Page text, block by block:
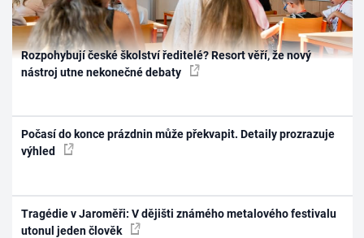
Rozpohybují české školství ředitelé? Resort věří, že nový
nástroj utne nekonečné debaty
Počasí do konce prázdnin může překvapit. Detaily prozrazuje
výhled
Tragédie v Jaroměři: V dějišti známého metalového festivalu
utonul jeden člověk